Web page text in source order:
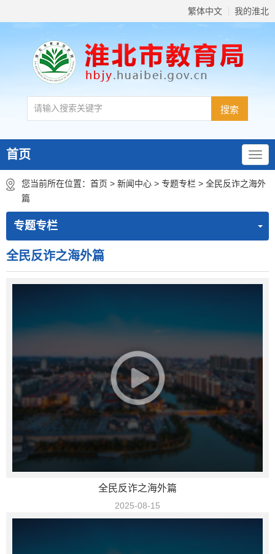
繁体中文 我的淮北
首页
您当前所在位置： 首页 > 新闻中心 > 专题专栏 > 全民反诈之海外
篇
专题专栏
全民反诈之海外篇
全民反诈之海外篇
2025-08-15